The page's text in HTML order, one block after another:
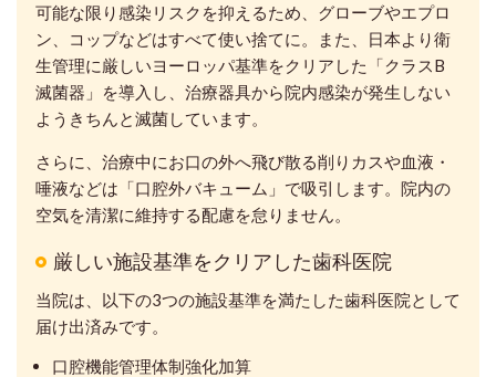
可能な限り感染リスクを抑えるため、グローブやエプロ
ン、コップなどはすべて使い捨てに。また、日本より衛
生管理に厳しいヨーロッパ基準をクリアした「クラスB
滅菌器」を導入し、治療器具から院内感染が発生しない
ようきちんと滅菌しています。
さらに、治療中にお口の外へ飛び散る削りカスや血液・
唾液などは「口腔外バキューム」で吸引します。院内の
空気を清潔に維持する配慮を怠りません。
厳しい施設基準をクリアした歯科医院
当院は、以下の3つの施設基準を満たした歯科医院として
届け出済みです。
口腔機能管理体制強化加算